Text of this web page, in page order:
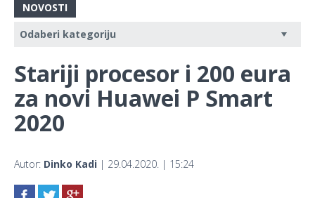
NOVOSTI
Stariji procesor i 200 eura
za novi Huawei P Smart
2020
Autor: Dinko Kadi | 29.04.2020. | 15:24